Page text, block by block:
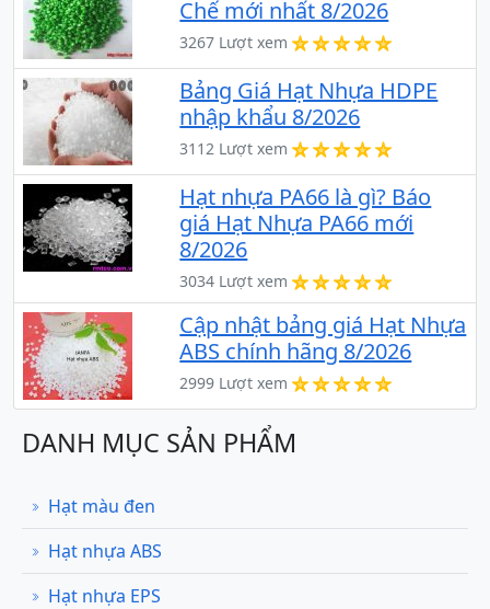
Chế mới nhất 8/2026
3267 Lượt xem
Bảng Giá Hạt Nhựa HDPE
nhập khẩu 8/2026
3112 Lượt xem
Hạt nhựa PA66 là gì? Báo
giá Hạt Nhựa PA66 mới
8/2026
3034 Lượt xem
Cập nhật bảng giá Hạt Nhựa
ABS chính hãng 8/2026
2999 Lượt xem
DANH MỤC SẢN PHẨM
Hạt màu đen
Hạt nhựa ABS
Hạt nhựa EPS